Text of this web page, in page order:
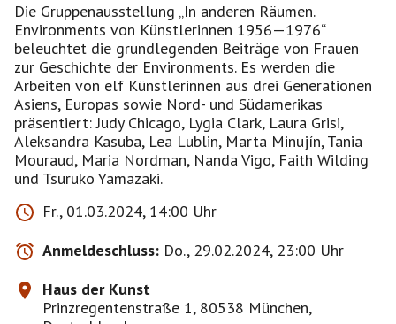
Die Gruppenausstellung „In anderen Räumen.
Environments von Künstlerinnen 1956—1976“
beleuchtet die grundlegenden Beiträge von Frauen
zur Geschichte der Environments. Es werden die
Arbeiten von elf Künstlerinnen aus drei Generationen
Asiens, Europas sowie Nord- und Südamerikas
präsentiert: Judy Chicago, Lygia Clark, Laura Grisi,
Aleksandra Kasuba, Lea Lublin, Marta Minujín, Tania
Mouraud, Maria Nordman, Nanda Vigo, Faith Wilding
und Tsuruko Yamazaki.
Fr., 01.03.2024, 14:00 Uhr
Anmeldeschluss: Do., 29.02.2024, 23:00 Uhr
Haus der Kunst
Prinzregentenstraße 1, 80538 München,